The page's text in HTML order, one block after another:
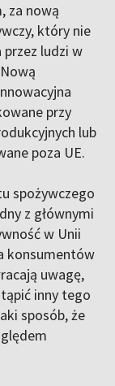
za nową
który nie
przez ludzi w
przy
lub
poza UE.
spożywczego
z głównymi
w Unii
konsumentów
uwagę,
inny tego
sposób, że